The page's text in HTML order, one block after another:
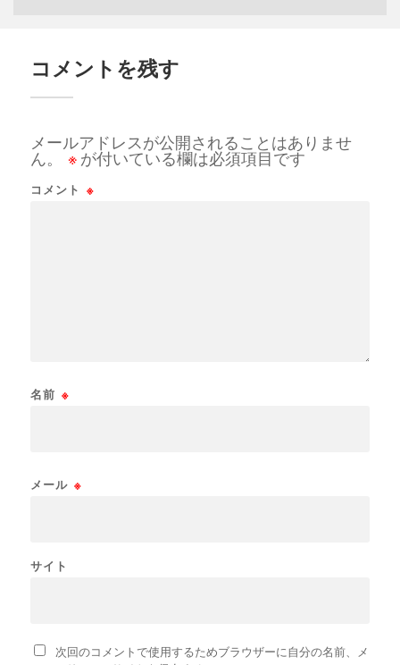
コメントを残す
メールアドレスが公開されることはありませ
ん。
※ が付いている欄は必須項目です
コメント ※
名前 ※
メール ※
サイト
次回のコメントで使用するためブラウザーに自分の名前、メ